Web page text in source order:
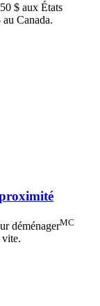
$ aux États
Canada.
déménagerMC
vite.